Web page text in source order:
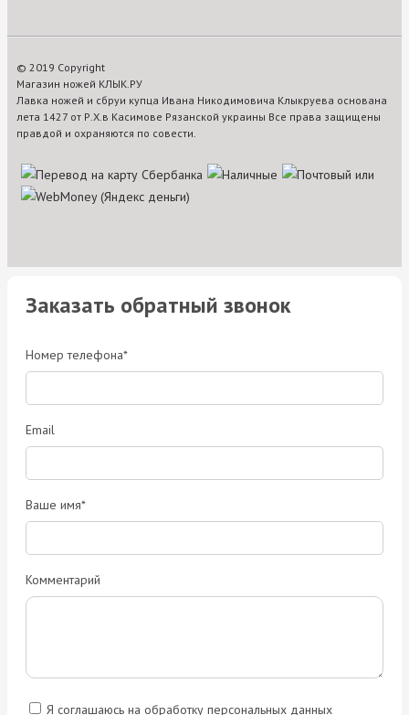
© 2019 Copyright
Магазин ножей КЛЫК.РУ
Лавка ножей и сбруи купца Ивана Никодимовича Клыкруева основана
лета 1427 от Р.Х.в Касимове Рязанской украины Все права защищены
правдой и охраняются по совести.
Заказать обратный звонок
Номер телефона*
Email
Ваше имя*
Комментарий
Я соглашаюсь на обработку персональных данных